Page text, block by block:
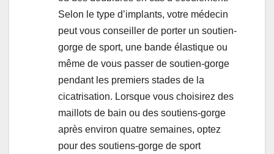
Selon le type d’implants, votre médecin
peut vous conseiller de porter un soutien-
gorge de sport, une bande élastique ou
même de vous passer de soutien-gorge
pendant les premiers stades de la
cicatrisation. Lorsque vous choisirez des
maillots de bain ou des soutiens-gorge
après environ quatre semaines, optez
pour des soutiens-gorge de sport